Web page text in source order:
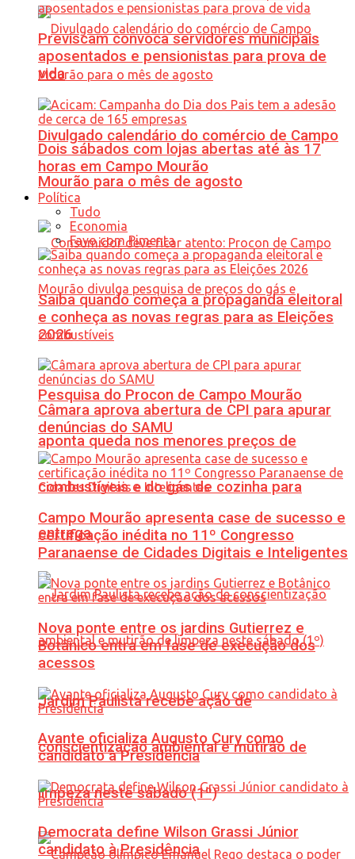
Divulgado calendário do comércio de Campo
Mourão para o mês de agosto
Pesquisa do Procon de Campo Mourão
aponta queda nos menores preços de
combustíveis e do gás de cozinha para
entrega
Jardim Paulista recebe ação de
conscientização ambiental e mutirão de
limpeza neste sábado (1º)
Previscam convoca servidores municipais
aposentados e pensionistas para prova de
vida
Dois sábados com lojas abertas até às 17
horas em Campo Mourão
Política
Tudo
Economia
Favo com Pimenta
Saiba quando começa a propaganda eleitoral
e conheça as novas regras para as Eleições
2026
Câmara aprova abertura de CPI para apurar
denúncias do SAMU
Campo Mourão apresenta case de sucesso e
certificação inédita no 11º Congresso
Paranaense de Cidades Digitais e Inteligentes
Nova ponte entre os jardins Gutierrez e
Botânico entra em fase de execução dos
acessos
Avante oficializa Augusto Cury como
candidato à Presidência
Democrata define Wilson Grassi Júnior
candidato à Presidência